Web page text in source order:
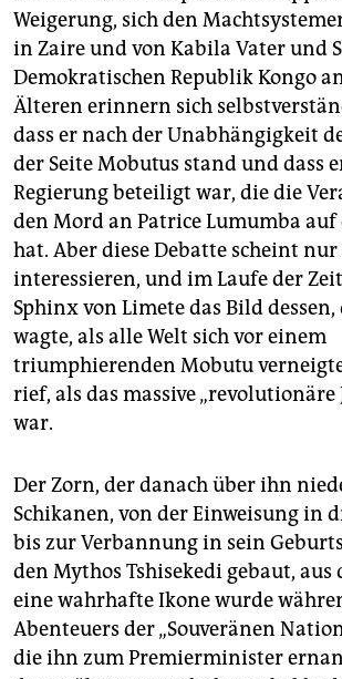
Weigerung, sich den
in Zaire und von Kabila Vater und
Demokratischen Republik Kongo
Älteren erinnern sich
dass er nach der Unabhängigkeit
der Seite Mobutus stand und dass
Regierung beteiligt war, die die
den Mord an Patrice Lumumba auf
hat. Aber diese Debatte scheint
interessieren, und im Laufe der
Sphinx von Limete das Bild
wagte, als alle Welt sich vor einem
triumphierenden Mobutu
rief, als das massive „revolutionäre
war.
Der Zorn, der danach über ihn
Schikanen, von der Einweisung in
bis zur Verbannung in sein
den Mythos Tshisekedi gebaut,
eine wahrhafte Ikone wurde
Abenteuers der „Souveränen
die ihn zum Premierminister